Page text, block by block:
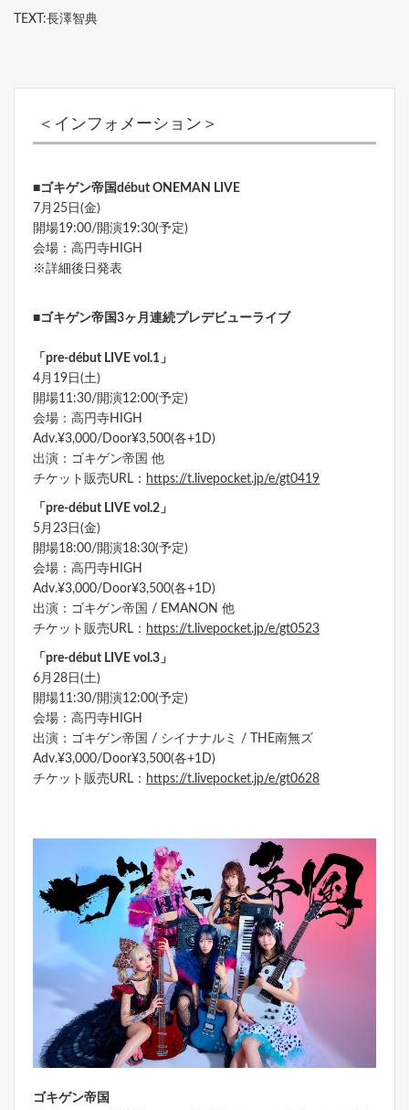
TEXT:長澤智典
＜インフォメーション＞
■ゴキゲン帝国début ONEMAN LIVE
7月25日(金)
開場19:00/開演19:30(予定)
会場：高円寺HIGH
※詳細後日発表
■ゴキゲン帝国3ヶ月連続プレデビューライブ
「pre-début LIVE vol.1」
4月19日(土)
開場11:30/開演12:00(予定)
会場：高円寺HIGH
Adv.¥3,000/Door¥3,500(各+1D)
出演：ゴキゲン帝国 他
チケット販売URL： https://t.livepocket.jp/e/gt0419
「pre-début LIVE vol.2」
5月23日(金)
開場18:00/開演18:30(予定)
会場：高円寺HIGH
Adv.¥3,000/Door¥3,500(各+1D)
出演：ゴキゲン帝国 / EMANON 他
チケット販売URL： https://t.livepocket.jp/e/gt0523
「pre-début LIVE vol.3」
6月28日(土)
開場11:30/開演12:00(予定)
会場：高円寺HIGH
出演：ゴキゲン帝国 / シイナナルミ / THE南無ズ
Adv.¥3,000/Door¥3,500(各+1D)
チケット販売URL： https://t.livepocket.jp/e/gt0628
ゴキゲン帝国